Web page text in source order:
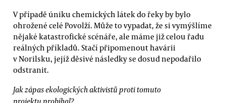
V případě úniku chemických látek do řeky by bylo
ohrožené celé Povolží. Může to vypadat, že si vymýšlíme
nějaké katastrofické scénáře, ale máme již celou řadu
reálných příkladů. Stačí připomenout havárii
v Norilsku, jejíž děsivé následky se dosud nepodařilo
odstranit.
Jak zápas ekologických aktivistů proti tomuto
projektu probíhal?